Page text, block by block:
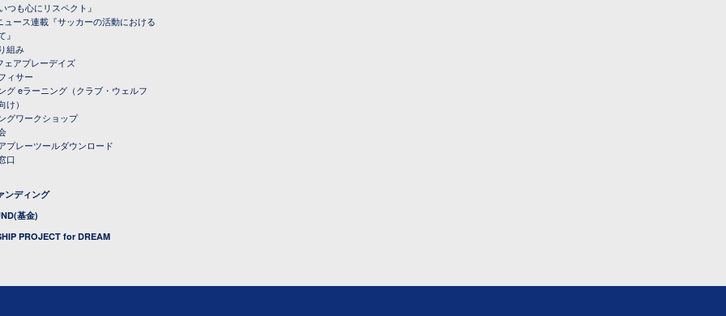
つも心にリスペクト』
ュース連載『サッカーの活動における
』
組み
ェアプレーデイズ
ィサー
グ eラーニング（クラブ・ウェルフ
）
グワークショップ
プレーツールダウンロード
口
ンディング
基金)
PROJECT for DREAM